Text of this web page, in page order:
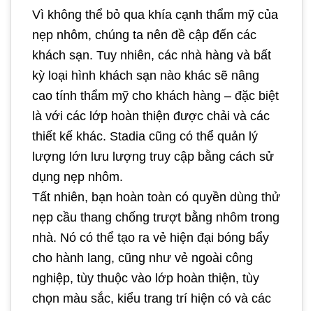
Vì không thể bỏ qua khía cạnh thẩm mỹ của
nẹp nhôm, chúng ta nên đề cập đến các
khách sạn. Tuy nhiên, các nhà hàng và bất
kỳ loại hình khách sạn nào khác sẽ nâng
cao tính thẩm mỹ cho khách hàng – đặc biệt
là với các lớp hoàn thiện được chải và các
thiết kế khác. Stadia cũng có thể quản lý
lượng lớn lưu lượng truy cập bằng cách sử
dụng nẹp nhôm.
Tất nhiên, bạn hoàn toàn có quyền dùng thử
nẹp cầu thang chống trượt bằng nhôm trong
nhà. Nó có thể tạo ra vẻ hiện đại bóng bẩy
cho hành lang, cũng như vẻ ngoài công
nghiệp, tùy thuộc vào lớp hoàn thiện, tùy
chọn màu sắc, kiểu trang trí hiện có và các